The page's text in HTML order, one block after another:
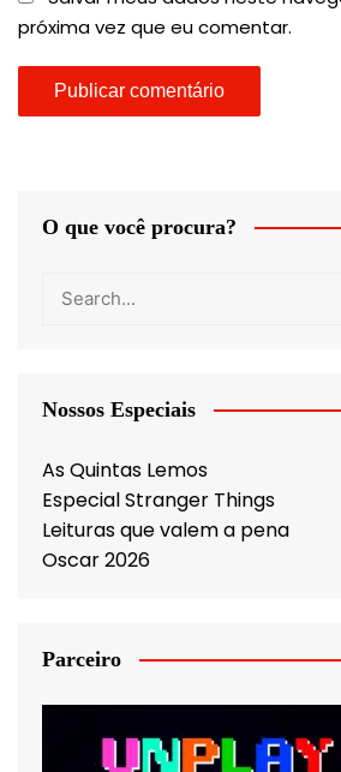
próxima vez que eu comentar.
O que você procura?
Nossos Especiais
As Quintas Lemos
Especial Stranger Things
Leituras que valem a pena
Oscar 2026
Parceiro